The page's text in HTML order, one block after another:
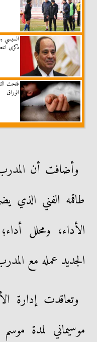
السيسي
ذكرى
فتحت
الوراق
وأضافت أن
طاقمه الفني الذي
الأداء، ومحلل
الجديد عمله مع
وتعاقدت إدارة
موسيماني لمدة